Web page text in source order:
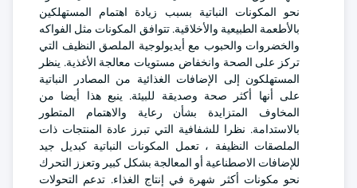
نحو المكونات النباتية بسبب زيادة اهتمام المستهلكين
بالأطعمة الطبيعية والأخلاقية. تتوافق المكونات مثل الفواكه
والخضروات والحبوب مع أيديولوجية الملصق النظيف التي
تركز على الصحة وانخفاض مستويات معالجة الأغذية. ينظر
المستهلكون إلى الإضافات الغذائية من المصادر النباتية
على أنها أكثر صحة وصديقة للبيئة. ينبع هذا أيضا من
المخاوف المتزايدة بشأن رعاية والاهتمام المتطور
بالاستدامة. نظرا للشفافية التي تبرز عادة المنتجات ذات
الملصقات النظيفة ، تعمل المكونات النباتية كبديل جيد
للإضافات الاصطناعية أو المعالجة بشكل كبير وتعزز التحرك
نحو مكونات أكثر شهرة في إنتاج الغذاء. تدعم التحولات